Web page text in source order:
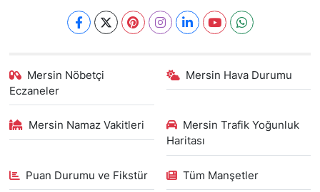
Mersin Nöbetçi
Eczaneler
Mersin Hava Durumu
Mersin Namaz Vakitleri
Mersin Trafik Yoğunluk
Haritası
Puan Durumu ve Fikstür Tüm Manşetler